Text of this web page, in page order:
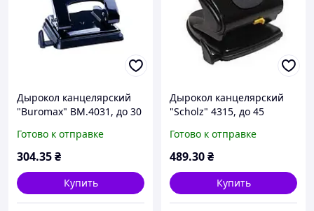
Дырокол канцелярский
"Buromax" BM.4031, до 30
Готово к отправке
304.35₴
Купить
Дырокол канцелярский
"Scholz" 4315, до 45
Готово к отправке
489.30₴
Купить